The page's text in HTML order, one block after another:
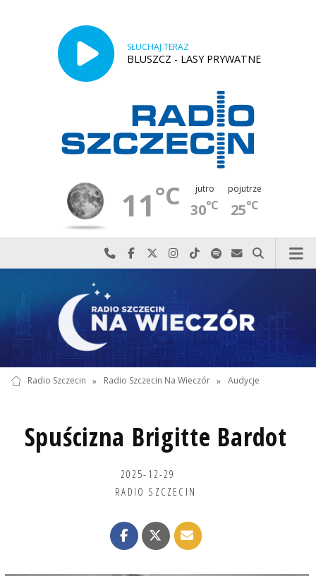
SŁUCHAJ TERAZ
BLUSZCZ - LASY PRYWATNE
11°C jutro
30°C
pojutrze
25°C
Najlepiej po prostu do nas zadzwoń
Odwiedź nas na Facebook-u
Odwiedź nas na X
Odwiedź nas na Instagram-ie
Odwiedź nas na TikTok-u
Szukaj nas na Spotify
Wyślij do nas
Szukaj
Radio Szczecin » Radio Szczecin Na Wieczór » Audycje
Spuścizna Brigitte Bardot
2025-12-29
RADIO SZCZECIN